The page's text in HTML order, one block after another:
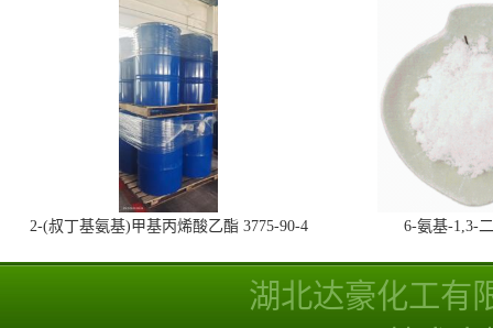
2-(叔丁基氨基)甲基丙烯酸乙酯 3775-90-4 6-氨基-1,3-
湖北达豪化工有